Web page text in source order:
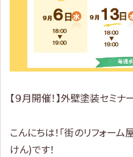
【９月開催！】外壁塗装セミナ
こんにちは！「街のリフォー
けん)です！